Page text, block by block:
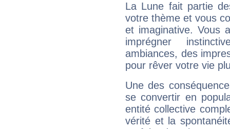
La Lune fait partie
votre thème et vous
et imaginative. Vous
imprégner
ambiances, des
pour rêver votre vie
Une des
se convertir en
entité collective
vérité et la